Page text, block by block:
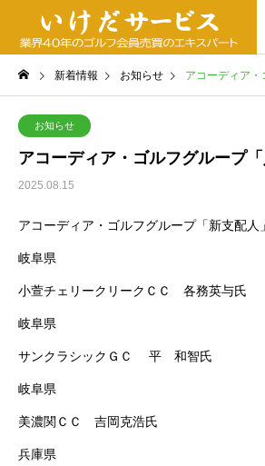
新着情報 お知らせ アコーディア・
お知らせ
アコーディア・ゴルフグループ「
2025.08.15
アコーディア・ゴルフグループ「新支配人」
岐阜県
小萱チェリークリークＣＣ 各務英与氏
岐阜県
サンクラシックＧＣ 平 和智氏
岐阜県
美濃関ＣＣ 吉岡克浩氏
兵庫県